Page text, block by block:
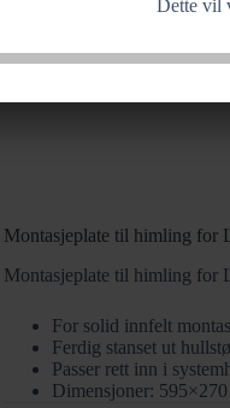
Dette vil
Montasjeplate til himling for
Montasjeplate til himling for
For solid innfelt
Ferdig stanset ut
Passer rett inn i
Dimensjoner: